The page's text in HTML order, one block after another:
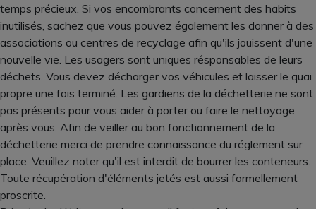
temps précieux. Si vos encombrants concernent des habits
inutilisés, sachez que vous pouvez également les donner à des
associations ou centres de recyclage afin qu'ils jouissent d'une
nouvelle vie. Les usagers sont uniques résponsables de leurs
déchets. Vous devez décharger vos véhicules et laisser le quai
propre une fois terminé. Les gardiens de la déchetterie ne sont
pas présents pour vous aider à porter ou faire le nettoyage
après vous. Afin de veiller au bon fonctionnement de la
déchetterie merci de prendre connaissance du réglement sur
place. Veuillez noter qu'il est interdit de bourrer les conteneurs.
Toute récupération d'éléments jetés est aussi formellement
proscrite.